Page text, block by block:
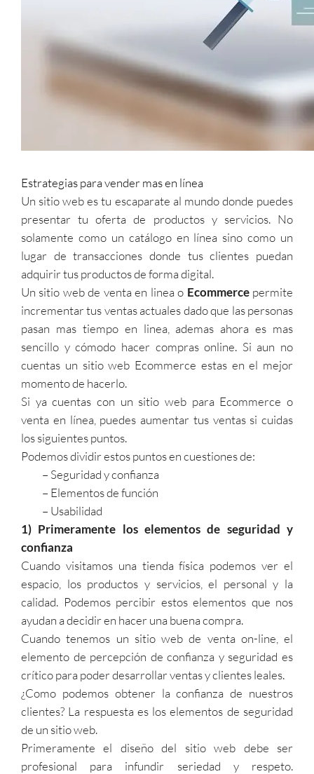
Estrategias para vender mas en línea
Un sitio web es tu escaparate al mundo donde puedes
presentar tu oferta de productos y servicios. No
solamente como un catálogo en línea sino como un
lugar de transacciones donde tus clientes puedan
adquirir tus productos de forma digital.
Un sitio web de venta en linea o Ecommercepermite
incrementar tus ventas actuales dado que las personas
pasan mas tiempo en linea, ademas ahora es mas
sencillo y cómodo hacer compras online. Si aun no
cuentas un sitio web Ecommerce estas en el mejor
momento de hacerlo.
Si ya cuentas con un sitio web para Ecommerce o
venta en línea, puedes aumentar tus ventas si cuidas
los siguientes puntos.
Podemos dividir estos puntos en cuestiones de:
– Seguridad y confianza
– Elementos de función
– Usabilidad
1) Primeramente los elementos de seguridad y
confianza
Cuando visitamos una tienda física podemos ver el
espacio, los productos y servicios, el personal y la
calidad. Podemos percibir estos elementos que nos
ayudan a decidir en hacer una buena compra.
Cuando tenemos un sitio web de venta on-line, el
elemento de percepción de confianza y seguridad es
crítico para poder desarrollar ventas y clientes leales.
¿Como podemos obtener la confianza de nuestros
clientes? La respuesta es los elementos de seguridad
de un sitio web.
Primeramente el diseño del sitio web debe ser
profesional para infundir seriedad y respeto.